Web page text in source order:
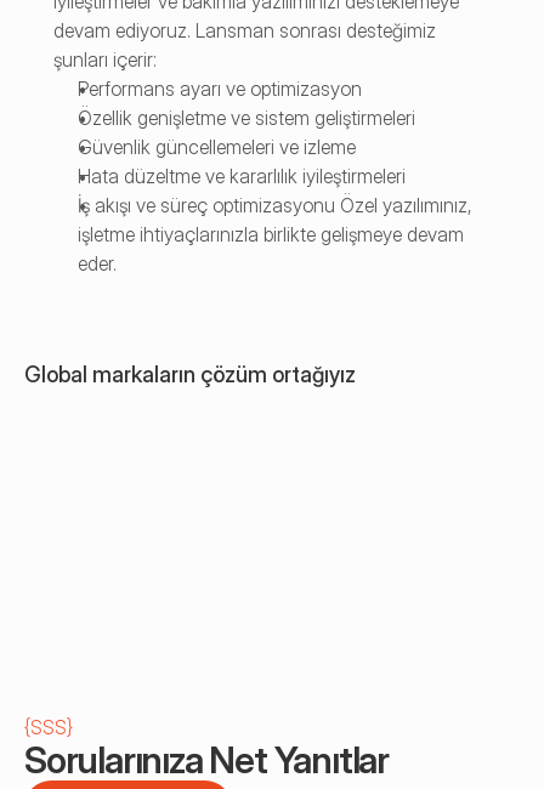
devam ediyoruz. Lansman sonrası desteğimiz
şunları içerir:
Performans ayarı ve optimizasyon
Özellik genişletme ve sistem geliştirmeleri
Güvenlik güncellemeleri ve izleme
Hata düzeltme ve kararlılık iyileştirmeleri
İş akışı ve süreç optimizasyonu Özel yazılımınız,
işletme ihtiyaçlarınızla birlikte gelişmeye devam
eder.
Global markaların çözüm ortağıyız
{SSS}
Sorularınıza Net Yanıtlar